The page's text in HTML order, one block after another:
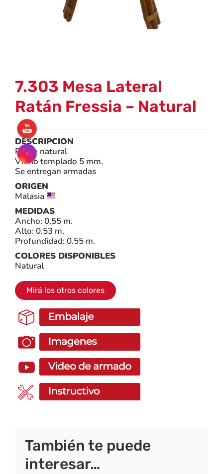
7.303 Mesa Lateral
Ratán Fressia – Natural
DESCRIPCION
Ratán natural
Vidrio templado 5 mm.
Se entregan armadas
ORIGEN
Malasia
MEDIDAS
Ancho: 0.55 m.
Alto: 0.53 m.
Profundidad: 0.55 m.
COLORES DISPONIBLES
Natural
Mirá los otros colores
También te puede
interesar…